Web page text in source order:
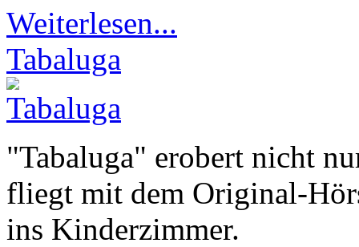
Weiterlesen...
Tabaluga
"Tabaluga" erobert nicht
fliegt mit dem Original-
ins Kinderzimmer.